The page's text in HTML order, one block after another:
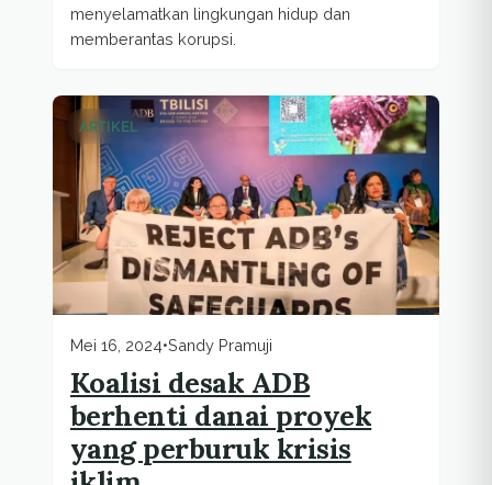
menyelamatkan lingkungan hidup dan
memberantas korupsi.
ARTIKEL
Mei 16, 2024•Sandy Pramuji
Koalisi desak ADB
berhenti danai proyek
yang perburuk krisis